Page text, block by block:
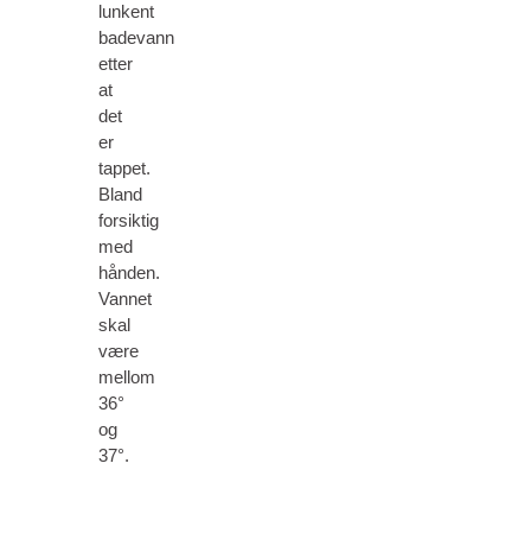
lunkent
badevann
etter
at
det
er
tappet.
Bland
forsiktig
med
hånden.
Vannet
skal
være
mellom
36°
og
37°.